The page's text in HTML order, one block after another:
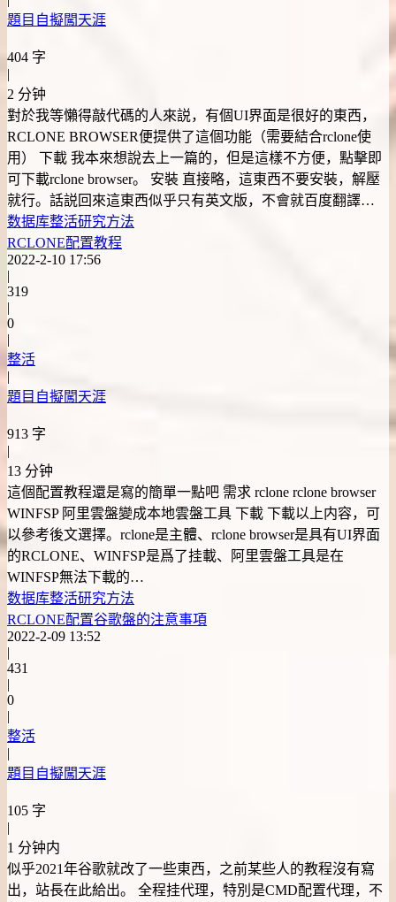
題目自擬闖天涯
404 字
|
2 分钟
對於我等懶得敲代碼的人來説，有個UI界面是很好的東西，
RCLONE BROWSER便提供了這個功能（需要結合rclone使
用） 下載 我本來想說去上一篇的，但是這樣不方便，點擊即
可下載rclone browser。 安裝 直接略，這東西不要安裝，解壓
就行。話説回來這東西似乎只有英文版，不會就百度翻譯…
数据库整活研究方法
RCLONE配置教程
2022-2-10 17:56
|
319
|
0
|
整活
|
題目自擬闖天涯
913 字
|
13 分钟
這個配置教程還是寫的簡單一點吧 需求 rclone rclone browser
WINFSP 阿里雲盤變成本地雲盤工具 下載 下載以上内容，可
以參考後文選擇。rclone是主體、rclone browser是具有UI界面
的RCLONE、WINFSP是爲了挂載、阿里雲盤工具是在
WINFSP無法下載的…
数据库整活研究方法
RCLONE配置谷歌盤的注意事項
2022-2-09 13:52
|
431
|
0
|
整活
|
題目自擬闖天涯
105 字
|
1 分钟内
似乎2021年谷歌就改了一些東西，之前某些人的教程沒有寫
出，站長在此給出。 全程挂代理，特別是CMD配置代理，不